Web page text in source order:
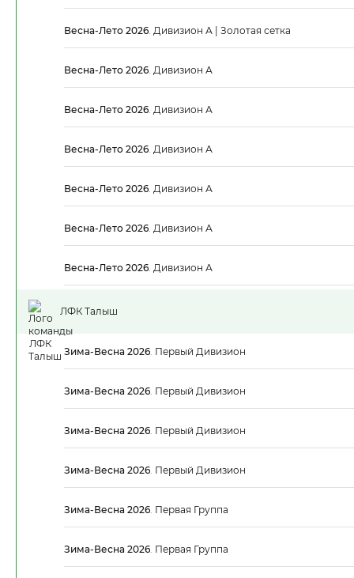
Весна-Лето 2026. Дивизион А | Золотая сетка
Весна-Лето 2026. Дивизион А
Весна-Лето 2026. Дивизион А
Весна-Лето 2026. Дивизион А
Весна-Лето 2026. Дивизион А
Весна-Лето 2026. Дивизион А
Весна-Лето 2026. Дивизион А
ЛФК Талыш
Зима-Весна 2026. Первый Дивизион
Зима-Весна 2026. Первый Дивизион
Зима-Весна 2026. Первый Дивизион
Зима-Весна 2026. Первый Дивизион
Зима-Весна 2026. Первая Группа
Зима-Весна 2026. Первая Группа